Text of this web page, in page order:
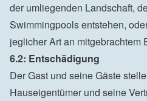
der umliegenden Landschaft,
Swimmingpools entstehen,
jeglicher Art an mitgebrachtem
6.2: Entschädigung
Der Gast und seine Gäste
Hauseigentümer und seine